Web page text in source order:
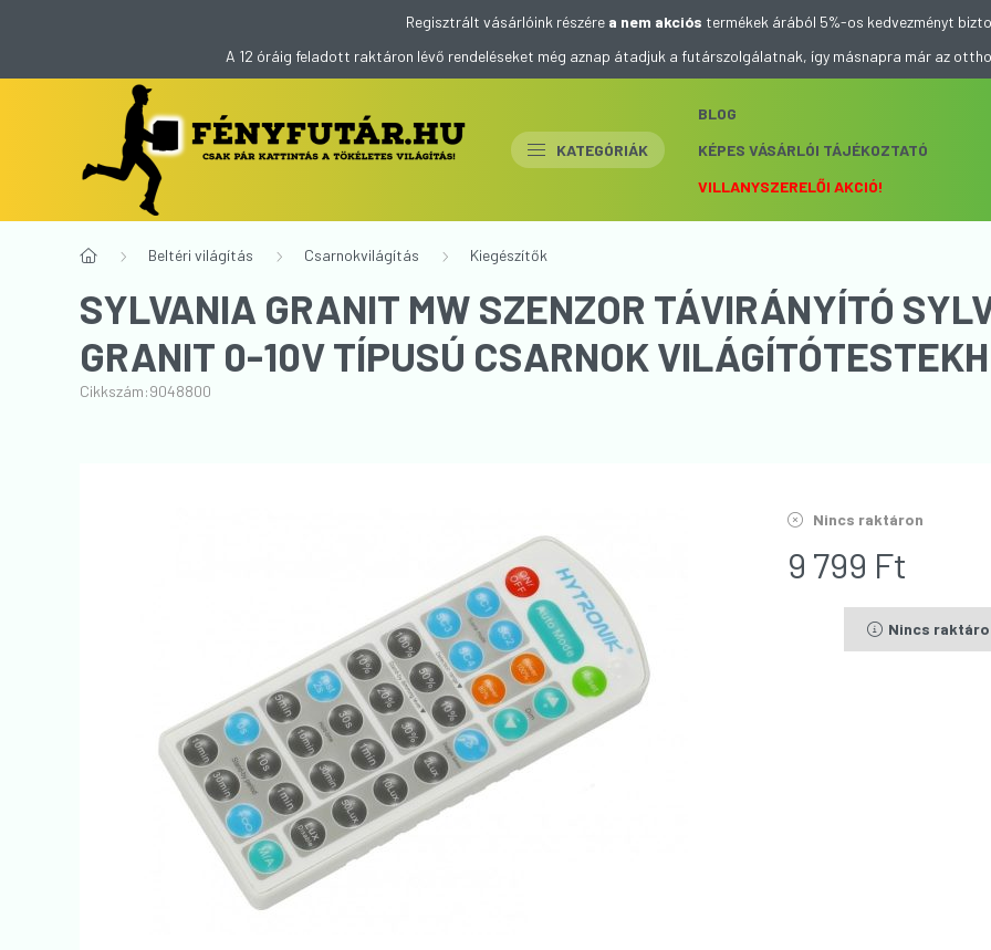
Regisztrált vásárlóink részére a nem akciós termékek árából 5%-os kedvezményt
A 12 óráig feladott raktáron lévő rendeléseket még aznap átadjuk a futárszolgálatnak, így másnapra már az
KATEGÓRIÁK
BLOG
KÉPES VÁSÁRLÓI TÁJÉKOZTATÓ
VILLANYSZERELŐI AKCIÓ!
Beltéri világítás Csarnokvilágítás Kiegészítők
SYLVANIA GRANIT MW SZENZOR TÁVIRÁNYÍTÓ
GRANIT 0-10V TÍPUSÚ CSARNOK
Cikkszám:9048800
Nincs raktáron
9 799 Ft
Nincs